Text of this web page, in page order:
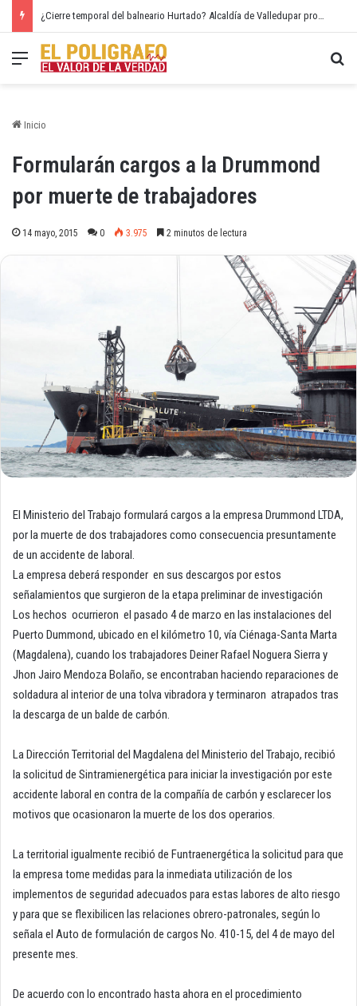
¿Cierre temporal del balneario Hurtado? Alcaldía de Valledupar propone recuperar el río Guatapurí
Menú
Inicio
Formularán cargos a la Drummond
por muerte de trabajadores
14 mayo, 2015 0 3.975 2 minutos de lectura
El Ministerio del Trabajo formulará cargos a la empresa Drummond LTDA,
por la muerte de dos trabajadores como consecuencia presuntamente
de un accidente de laboral.
La empresa deberá responder en sus descargos por estos
señalamientos que surgieron de la etapa preliminar de investigación
Los hechos ocurrieron el pasado 4 de marzo en las instalaciones del
Puerto Dummond, ubicado en el kilómetro 10, vía Ciénaga-Santa Marta
(Magdalena), cuando los trabajadores Deiner Rafael Noguera Sierra y
Jhon Jairo Mendoza Bolaño, se encontraban haciendo reparaciones de
soldadura al interior de una tolva vibradora y terminaron atrapados tras
la descarga de un balde de carbón.
La Dirección Territorial del Magdalena del Ministerio del Trabajo, recibió
la solicitud de Sintramienergética para iniciar la investigación por este
accidente laboral en contra de la compañía de carbón y esclarecer los
motivos que ocasionaron la muerte de los dos operarios.
La territorial igualmente recibió de Funtraenergética la solicitud para que
la empresa tome medidas para la inmediata utilización de los
implementos de seguridad adecuados para estas labores de alto riesgo
y para que se flexibilicen las relaciones obrero-patronales, según lo
señala el Auto de formulación de cargos No. 410-15, del 4 de mayo del
presente mes.
De acuerdo con lo encontrado hasta ahora en el procedimiento